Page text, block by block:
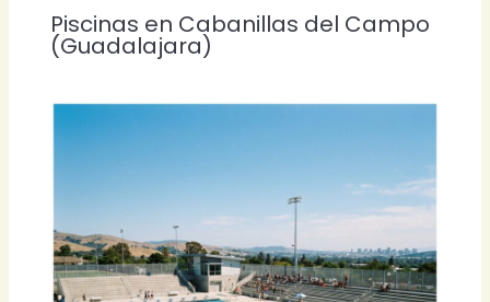
Piscinas en Cabanillas del Campo
(Guadalajara)